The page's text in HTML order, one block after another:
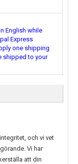
English while
Express
one shipping
shipped to your
och vi vet
Vi har
att din